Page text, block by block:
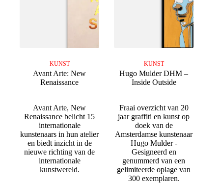
KUNST
Avant Arte: New
Renaissance
Avant Arte, New
Renaissance belicht 15
internationale
kunstenaars in hun atelier
en biedt inzicht in de
nieuwe richting van de
internationale
kunstwereld.
KUNST
Hugo Mulder DHM –
Inside Outside
Fraai overzicht van 20
jaar graffiti en kunst op
doek van de
Amsterdamse kunstenaar
Hugo Mulder -
Gesigneerd en
genummerd van een
gelimiteerde oplage van
300 exemplaren.